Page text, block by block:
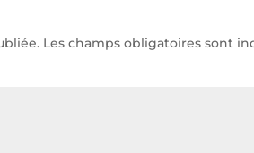
Les champs obligatoires sont